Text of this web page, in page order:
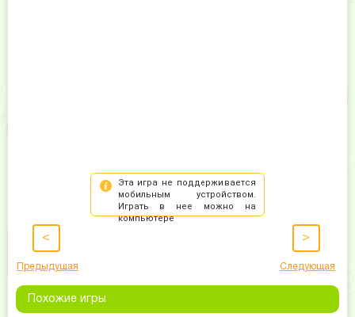
<
Предыдущая
>
Следующая
Похожие игры